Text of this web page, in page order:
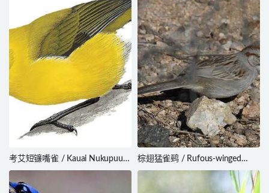
考艾短镰嘴雀 / Kauai Nukupuu /
Hemignathus hanapepe
棕翅猛雀鹀 / Rufous-winged
Sparrow / Peucaea carpalis